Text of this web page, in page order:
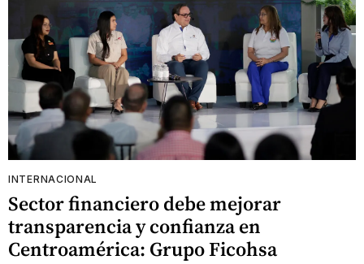
INTERNACIONAL
Sector financiero debe mejorar
transparencia y confianza en
Centroamérica: Grupo Ficohsa